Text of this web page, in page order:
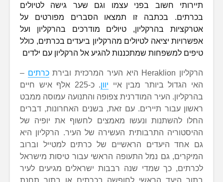
תיירותי חשוב בפני עצמו וגם שער גישה לטיולים
בכרתים. בכתבה זו תמצאו הסברים מפורטים על
אטרקציות בהרקליון, טיולים מודרכים בהרקליון ועל
אפשרויות יציאה לטיולים מהרקליון ביעדים בכרתים, כולל
טיפים למשפחות שמתכננות להגיע אל הרקליון עם ילדים
הרקליון Heraklion היא העיר המרכזית ובירת כרתים –
האי הגדול ביותר מבין איי יוון
. כ-225 אלף איש חיים
בהרקליון. העיר המודרנית צפופה והתנועה עמוסה ממבט
ראשון עבור תיירים. עם זאת, בשנים האחרונות, דברים
החלו להשתנות ונעשו מאמצים לחשוף את יופיה של
ההיסטוריה התרבותית העשירה של העיר. הרקליון היא
גם אחד היעדים הראשיים של כרתים למטייל וברוב
המיקרים, גם נמל התעופה הראשי עבור טיסות מישראל
לכרתים, כך שמדי שנה רבבות ישראלים מגיעים לעיר
בתור היעד הראשי לחופשה בכרתים או בתור תחנת